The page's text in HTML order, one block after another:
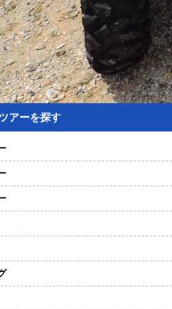
アーを探す